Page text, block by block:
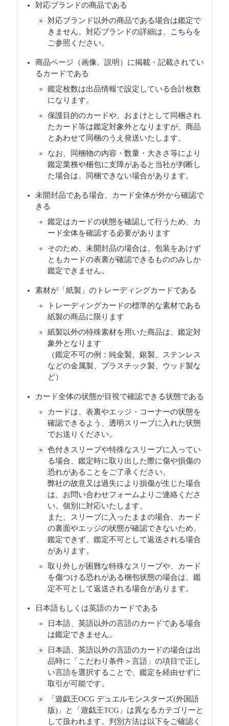
対応ブランドの商品である
対応ブランド以外の商品である場合は鑑定で
きません。対応ブランドの詳細は、
こちら を
ご参照ください。
商品ページ（画像、説明）に掲載・記載されてい
るカードである
鑑定枚数は出品情報で設定している合計枚数
になります。
保護目的のカードや、おまけとして同梱され
たカード等は鑑定対象外となりますが、商品
とあわせて同梱のうえ発送いたします。
なお、同梱物の内容・数量・大きさ等により
鑑定業務や梱包に支障があると当社が判断し
た場合は、同梱できない場合があります。
未開封品である場合、カード全体が外から確認で
きる
鑑定はカードの状態を確認して行うため、カ
ード全体を確認する必要があります
そのため、未開封品の場合は、包装をあけず
ともカードの表裏が確認できるもののみしか
鑑定できません。
素材が「紙製」のトレーディングカードである
トレーディングカードの標準的な素材である
紙製の商品に限ります
紙製以外の特殊素材を用いた商品は、鑑定対
象外となります
（鑑定不可の例：純金製、銀製、ステンレス
などの金属製、プラスチック製、ウッド製な
ど）
カード全体の状態が目視で確認できる状態である
カードは、表裏やエッジ・コーナーの状態を
確認できるよう、透明スリーブに入れた状態
でお送りください。
色付きスリーブや特殊なスリーブに入ってい
る場合、鑑定時に取り出した際に傷や損傷の
恐れがあることをご了承ください。
弊社の故意又は過失により損傷が生じた場合
は、お問い合わせフォームよりご連絡くださ
い。個別に対応いたします。
また、スリーブに入ったままの場合、カード
の裏面やエッジの状態が確認できないため、
鑑定できず、鑑定不可として返送される場合
があります。
取り外しが困難な特殊なスリーブや、カード
を傷つける恐れがある梱包状態の場合は、鑑
定不可として返送される場合があります。
日本語もしくは英語のカードである
日本語、英語以外の言語のカードである場合
は鑑定できません。
日本語、英語以外の言語のカードの場合は出
品時に「こだわり条件＞言語」の項目で正し
い言語を選択することで、鑑定を経由せずに
取引が可能です。
「遊戯王OCG デュエルモンスターズ(外国語
版)」と「遊戯王TCG」は異なるカテゴリーと
して扱われます。判別方法は以下をご確認く